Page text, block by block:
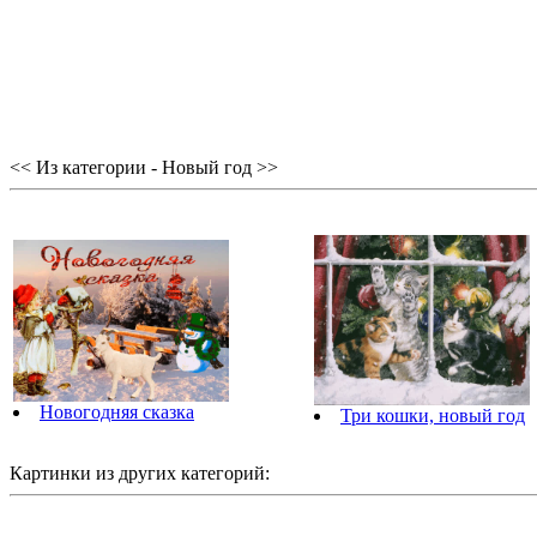
<< Из категории - Новый год >>
Новогодняя сказка Три кошки, новый год
Картинки из других категорий: